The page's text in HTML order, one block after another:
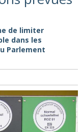
de limiter
dans les
Parlement